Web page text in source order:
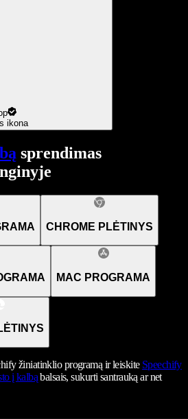
ikona
sprendimas
CHROME PLĖTINYS
MAC PROGRAMA
žiniatinklio programą ir leiskite Speechify
į kalbąbalsais, sukurti santrauką ar net